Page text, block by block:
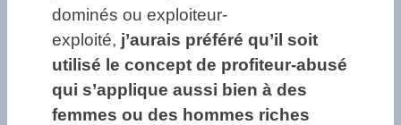
dominés ou exploiteur-
exploité, j’aurais préféré qu’il soit
utilisé le concept de profiteur-abusé
qui s’applique aussi bien à des
femmes ou des hommes riches